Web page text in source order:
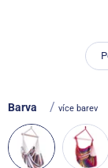
Barva / více barev